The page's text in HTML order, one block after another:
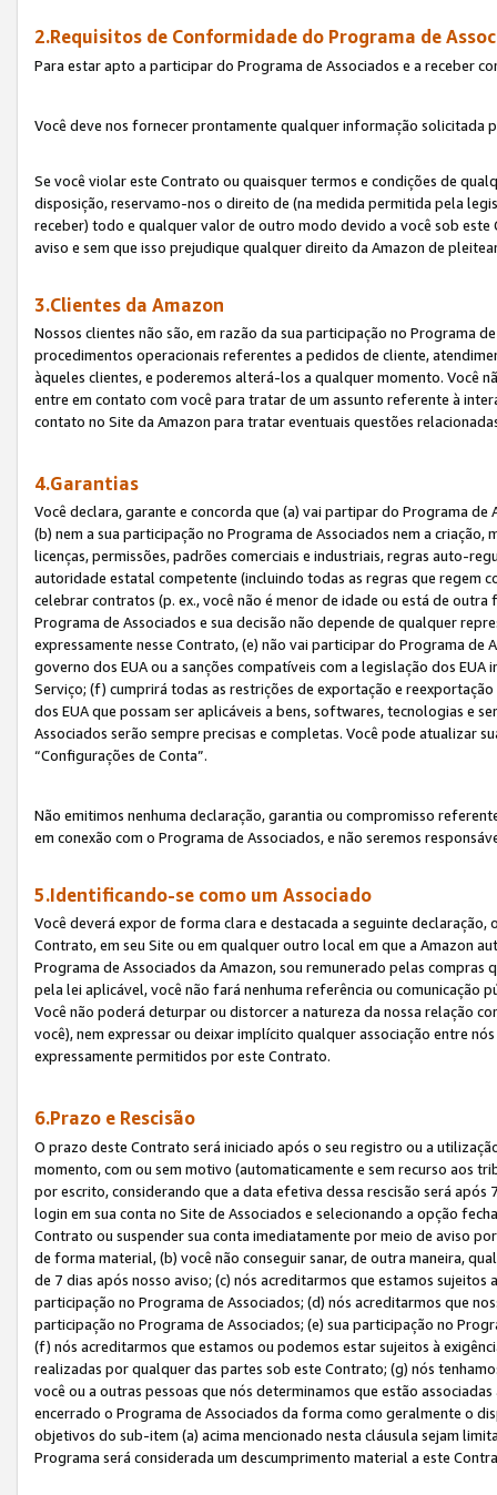
2.Requisitos de Conformidade do Programa de
Para estar apto a participar do Programa de Associados e a receber
Você deve nos fornecer prontamente qualquer informação solicitada
Se você violar este Contrato ou quaisquer termos e condições de
disposição, reservamo-nos o direito de (na medida permitida pela
receber) todo e qualquer valor de outro modo devido a você sob
aviso e sem que isso prejudique qualquer direito da Amazon de
3.Clientes da Amazon
Nossos clientes não são, em razão da sua participação no Programa
procedimentos operacionais referentes a pedidos de cliente,
àqueles clientes, e poderemos alterá-los a qualquer momento. Você
entre em contato com você para tratar de um assunto referente à
contato no Site da Amazon para tratar eventuais questões
4.Garantias
Você declara, garante e concorda que (a) vai partipar do Programa
(b) nem a sua participação no Programa de Associados nem a
licenças, permissões, padrões comerciais e industriais, regras auto-
autoridade estatal competente (incluindo todas as regras que regem
celebrar contratos (p. ex., você não é menor de idade ou está de
Programa de Associados e sua decisão não depende de qualquer
expressamente nesse Contrato, (e) não vai participar do Programa
governo dos EUA ou a sanções compatíveis com a legislação dos
Serviço; (f) cumprirá todas as restrições de exportação e
dos EUA que possam ser aplicáveis a bens, softwares, tecnologias e
Associados serão sempre precisas e completas. Você pode atualizar
“Configurações de Conta”.
Não emitimos nenhuma declaração, garantia ou compromisso
em conexão com o Programa de Associados, e não seremos
5.Identificando-se como um Associado
Você deverá expor de forma clara e destacada a seguinte
Contrato, em seu Site ou em qualquer outro local em que a Amazon
Programa de Associados da Amazon, sou remunerado pelas
pela lei aplicável, você não fará nenhuma referência ou comunicação
Você não poderá deturpar ou distorcer a natureza da nossa relação
você), nem expressar ou deixar implícito qualquer associação entre
expressamente permitidos por este Contrato.
6.Prazo e Rescisão
O prazo deste Contrato será iniciado após o seu registro ou a
momento, com ou sem motivo (automaticamente e sem recurso aos
por escrito, considerando que a data efetiva dessa rescisão será
login em sua conta no Site de Associados e selecionando a opção
Contrato ou suspender sua conta imediatamente por meio de aviso
de forma material, (b) você não conseguir sanar, de outra maneira,
de 7 dias após nosso aviso; (c) nós acreditarmos que estamos
participação no Programa de Associados; (d) nós acreditarmos que
participação no Programa de Associados; (e) sua participação no
(f) nós acreditarmos que estamos ou podemos estar sujeitos à
realizadas por qualquer das partes sob este Contrato; (g) nós
você ou a outras pessoas que nós determinamos que estão
encerrado o Programa de Associados da forma como geralmente o
objetivos do sub-item (a) acima mencionado nesta cláusula sejam
Programa será considerada um descumprimento material a este